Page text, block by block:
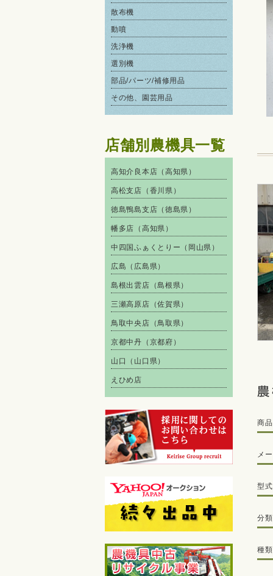
散布機
動噴
洗浄機
選別機
部品/パーツ/補修用品
その他、園芸用品
店舗別農機具一覧
高知介良本店（高知県）
高松支店（香川県）
徳島鴨島支店（徳島県）
幡多店（高知県）
中四国ふぁくとりー（岡山県）
広島（広島県）
島根出雲店（島根県）
三瀬高原店（佐賀県）
鳥取中央店（鳥取県）
京都中丹（京都府）
山口（山口県）
えひめ店
商
メ
型式
分類
種類